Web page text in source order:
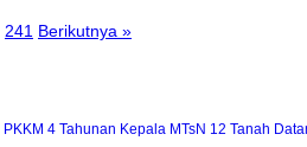
241 Berikutnya »
4 Tahunan Kepala MTsN 12 Tanah